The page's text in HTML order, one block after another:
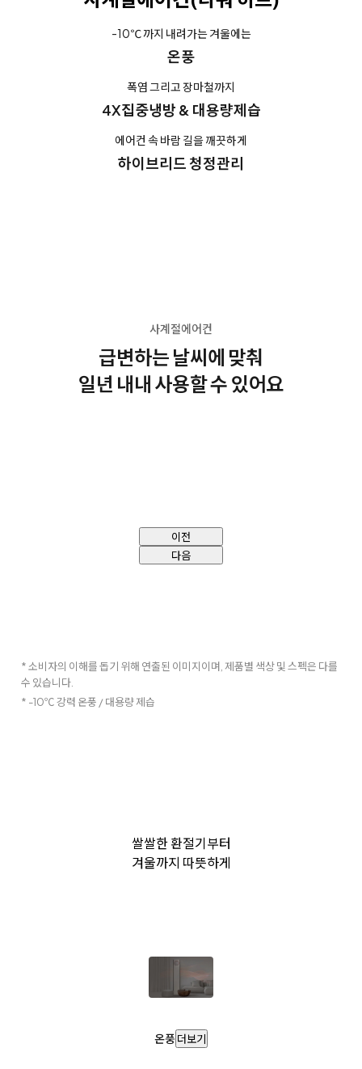
-10℃ 까지 내려가는 겨울에는
온풍
폭염 그리고 장마철까지
4X집중냉방 & 대용량제습
에어컨 속 바람 길을 깨끗하게
하이브리드 청정관리
사계절에어컨
급변하는 날씨에 맞춰
일년 내내 사용할 수 있어요
이전
다음
* 소비자의 이해를 돕기 위해 연출된 이미지이며, 제품별 색상 및 스펙은 다를
수 있습니다.
* -10℃ 강력 온풍 / 대용량 제습
쌀쌀한 환절기부터
겨울까지 따뜻하게
온풍더보기